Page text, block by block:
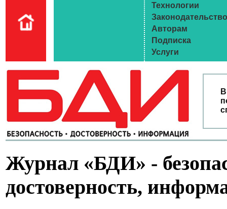
Технологии
Законодательство
Авторам
Подписка
Услуги
Журнал «БДИ» -
достоверность,